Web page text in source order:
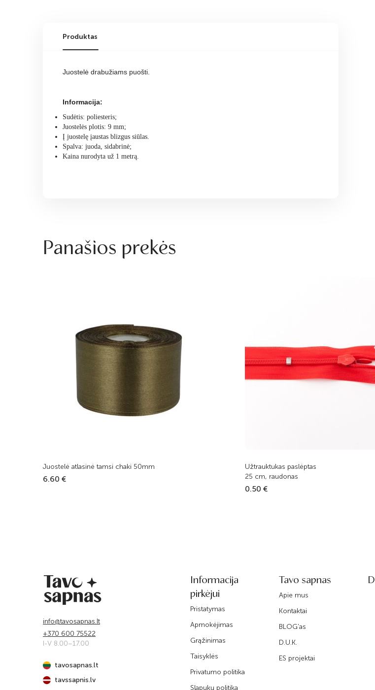
Produktas
Juostelė drabužiams puošti.
Informacija:
Sudėtis: poliesteris;
Juostelės plotis: 9 mm;
Į juostelę įaustas blizgus siūlas.
Spalva: juoda, sidabrinė;
Kaina nurodyta už 1 metrą.
Panašios prekės
Juostelė atlasinė tamsi chaki 50mm
6.60 €
Užtrauktukas paslėptas
25 cm, raudonas
0.50 €
Informacija
pirkėjui
Pristatymas
Apmokėjimas
Grąžinimas
Taisyklės
Privatumo politika
Slapukų politika
Tavo sapnas
Apie mus
Kontaktai
BLOG'as
D.U.K.
ES projektai
info@tavosapnas.lt
+370 600 75522
I-V 8.00–17.00
tavosapnas.lt
tavssapnis.lv